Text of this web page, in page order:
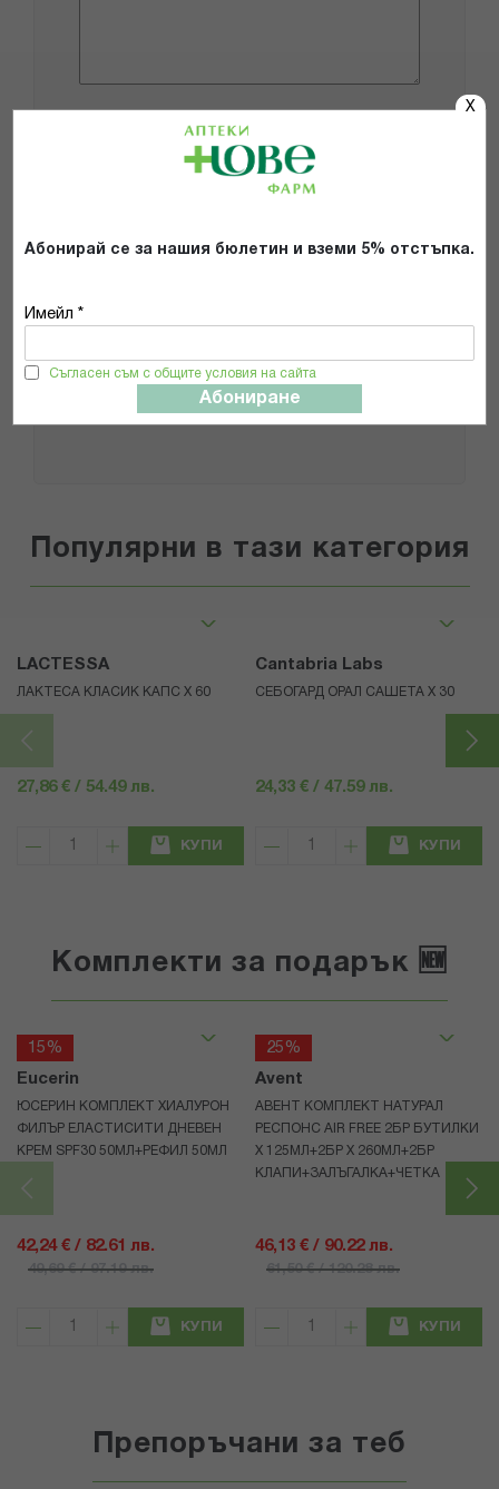
X
Абонирай се за нашия бюлетин и вземи 5% отстъпка.
Имейл *
Съгласен съм с общите условия на сайта
Абониране
Добави снимки
поверителност
ИЗПРАТИ
Популярни в тази категория
LACTESSA
ЛАКТЕСА КЛАСИК КАПС Х 60
27,86 € / 54.49 лв.
КУПИ
Cantabria Labs
СЕБОГАРД ОРАЛ САШЕТА Х 30
24,33 € / 47.59 лв.
КУПИ
Комплекти за подарък 🆕
15%
Eucerin
ЮСЕРИН КОМПЛЕКТ ХИАЛУРОН
ФИЛЪР ЕЛАСТИСИТИ ДНЕВЕН
КРЕМ SPF30 50МЛ+РЕФИЛ 50МЛ
42,24 € / 82.61 лв.
49,69 € / 97.19 лв.
КУПИ
25%
Avent
АВЕНТ КОМПЛЕКТ НАТУРАЛ
РЕСПОНС AIR FREE 2БР БУТИЛКИ
Х 125МЛ+2БР Х 260МЛ+2БР
КЛАПИ+ЗАЛЪГАЛКА+ЧЕТКА
46,13 € / 90.22 лв.
61,50 € / 120.28 лв.
КУПИ
Препоръчани за теб